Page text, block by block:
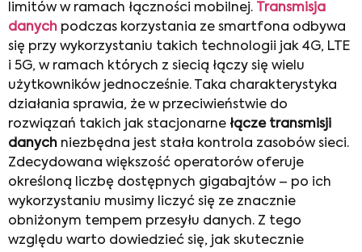
limitów w ramach łączności mobilnej.
Transmisja
danych podczas korzystania ze smartfona odbywa
się przy wykorzystaniu takich technologii jak 4G, LTE
i 5G, w ramach których z siecią łączy się wielu
użytkowników jednocześnie. Taka charakterystyka
działania sprawia, że w przeciwieństwie do
rozwiązań takich jak stacjonarne łącze transmisji
danych niezbędna jest stała kontrola zasobów sieci.
Zdecydowana większość operatorów oferuje
określoną liczbę dostępnych gigabajtów – po ich
wykorzystaniu musimy liczyć się ze znacznie
obniżonym tempem przesyłu danych. Z tego
względu warto dowiedzieć się, jak skutecznie